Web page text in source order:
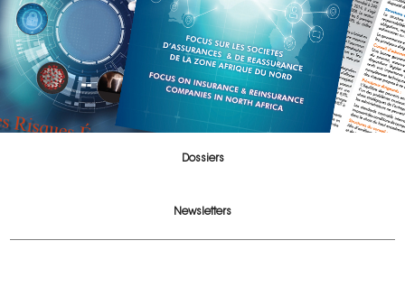
Dossiers
Newsletters